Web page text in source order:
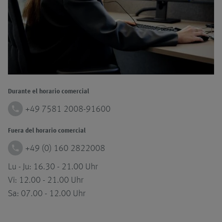
Durante el horario comercial
phone +49 7581 2008-91600
Fuera del horario comercial
phone +49 (0) 160 2822008
Lu - Ju: 16.30 - 21.00 Uhr
Vi: 12.00 - 21.00 Uhr
Sa: 07.00 - 12.00 Uhr